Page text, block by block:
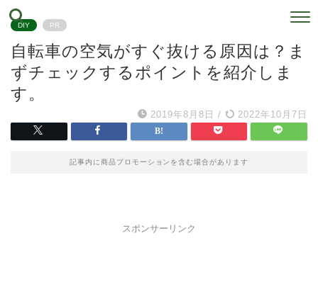
DIY PR
自転車の空気がすぐ抜ける原因は？ま
ずチェックするポイントを紹介しま
す。
2019年8月8日 / 2022年10月7日
記事内に商品プロモーションを含む場合があります
スポンサーリンク